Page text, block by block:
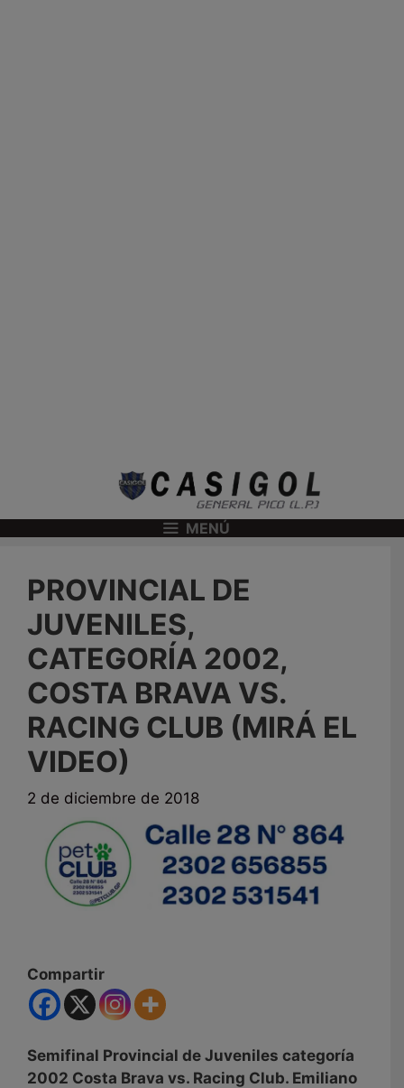
MENÚ
PROVINCIAL DE
JUVENILES,
CATEGORÍA 2002,
COSTA BRAVA VS.
RACING CLUB (MIRÁ EL
VIDEO)
2 de diciembre de 2018
Compartir
Semifinal Provincial de Juveniles categoría
2002 Costa Brava vs. Racing Club. Emiliano